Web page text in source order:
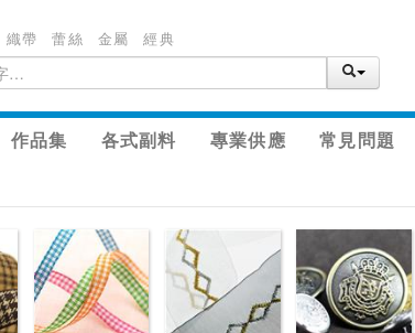
織帶 蕾絲 金屬 經典
作品集 各式副料 專業供應
常見問題